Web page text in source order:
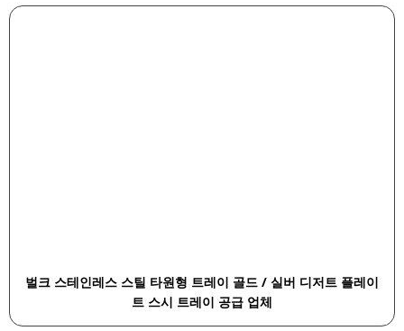
벌크 스테인레스 스틸 타원형 트레이 골드 / 실버 디저트 플레이
트 스시 트레이 공급 업체